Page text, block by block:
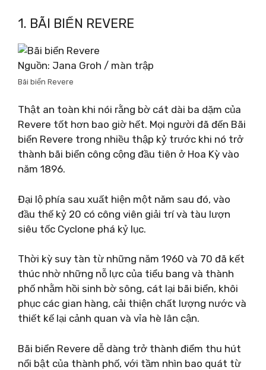
1. BÃI BIỂN REVERE
Nguồn: Jana Groh / màn trập
Bãi biển Revere
Thật an toàn khi nói rằng bờ cát dài ba dặm của
Revere tốt hơn bao giờ hết. Mọi người đã đến Bãi
biển Revere trong nhiều thập kỷ trước khi nó trở
thành bãi biển công cộng đầu tiên ở Hoa Kỳ vào
năm 1896.
Đại lộ phía sau xuất hiện một năm sau đó, vào
đầu thế kỷ 20 có công viên giải trí và tàu lượn
siêu tốc Cyclone phá kỷ lục.
Thời kỳ suy tàn từ những năm 1960 và 70 đã kết
thúc nhờ những nỗ lực của tiểu bang và thành
phố nhằm hồi sinh bờ sông, cát lại bãi biển, khôi
phục các gian hàng, cải thiện chất lượng nước và
thiết kế lại cảnh quan và vỉa hè lân cận.
Bãi biển Revere dễ dàng trở thành điểm thu hút
nổi bật của thành phố, với tầm nhìn bao quát từ